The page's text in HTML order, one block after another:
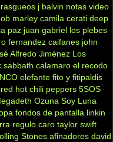
rasgueos j balvin notas video
marley camila cerati deep
paz juan gabriel los plebes
fernandez caifanes john
Alfredo Jiménez Los
sabbath calamaro el recodo
elefante fito y fitipaldis
red hot chili peppers 5SOS
Ozuna Soy Luna
fondos de pantalla linkin
regulo caro taylor swift
Stones afinadores david